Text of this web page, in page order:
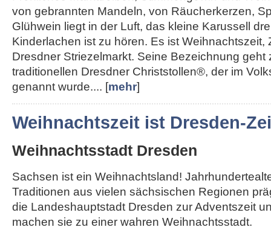
von gebrannten Mandeln, von Räucherkerzen,
Glühwein liegt in der Luft, das kleine Karussell
Kinderlachen ist zu hören. Es ist Weihnachtszeit,
Dresdner Striezelmarkt. Seine Bezeichnung
traditionellen Dresdner Christstollen®, der im
genannt wurde.... [mehr]
Weihnachtszeit ist Dresden-
Weihnachtsstadt Dresden
Sachsen ist ein Weihnachtsland!
Traditionen aus vielen sächsischen Regionen
die Landeshauptstadt Dresden zur Adventszeit
machen sie zu einer wahren Weihnachtsstadt.